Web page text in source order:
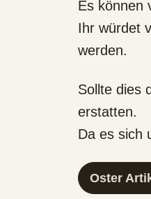
Es können
Ihr würdet
werden.
Sollte dies
erstatten.
Da es sich
Oster